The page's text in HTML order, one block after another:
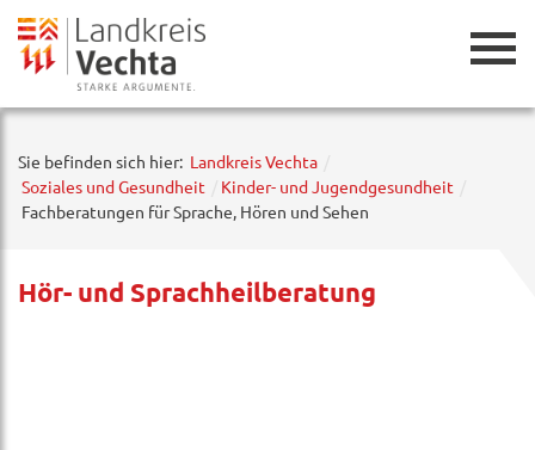
Sie befinden sich hier: Landkreis Vechta
Soziales und Gesundheit
Kinder- und Jugendgesundheit
Fachberatungen für Sprache, Hören und Sehen
Hör- und Sprachheilberatung